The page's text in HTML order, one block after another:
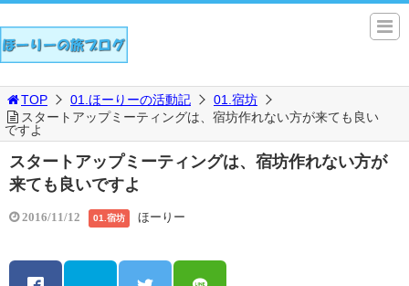
TOP 01.ほーりーの活動記
01.宿坊
スタートアップミーティングは、宿坊作れない方が来ても良い
ですよ
スタートアップミーティングは、宿坊作れない方が
来ても良いですよ
2016/11/12 01.宿坊 ほーりー